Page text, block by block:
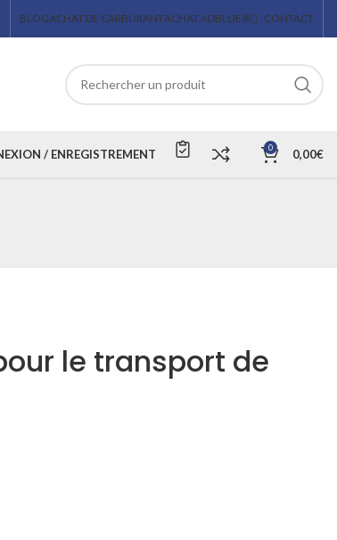
BLOGACHAT DE CARBURANTACHAT ADBLUE® CONTACT
/ ENREGISTREMENT 0 0,00€
le transport de